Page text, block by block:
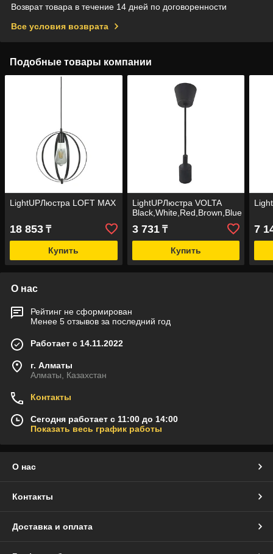
Возврат товара в течение 14 дней по договоренности
Все условия возврата
Подобные товары компании
LightUPЛюстра LOFT MAX
18 853 ₸
Купить
LightUPЛюстра VOLTA
Black,White,Red,Brown,Blue
3 731₸
Купить
7
О нас
Рейтинг не сформирован
Менее 5 отзывов за последний год
Работает с 14.11.2022
г. Алматы
Алматы, Казахстан
Контакты
Сегодня работает с 11:00 до 14:00
Показать весь график работы
О нас
Контакты
Доставка и оплата